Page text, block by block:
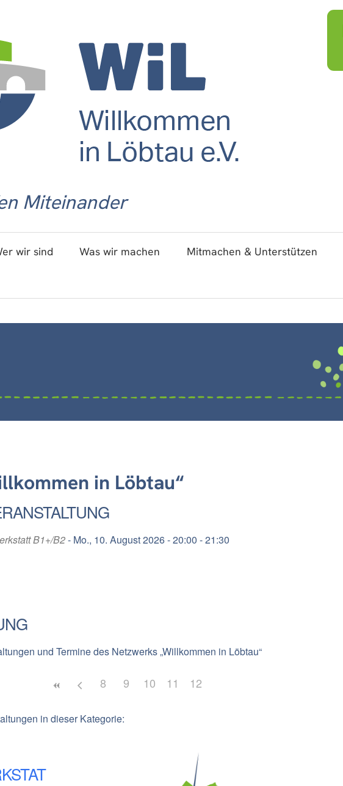
Miteinander
wir sind Was wir machen Mitmachen & Unterstützen
in Löbtau“
B1+/B2- Mo., 10. August 2026 - 20:00 - 21:30
und Termine des Netzwerks „Willkommen in Löbtau“
8 9 10 11 12
in dieser Kategorie: